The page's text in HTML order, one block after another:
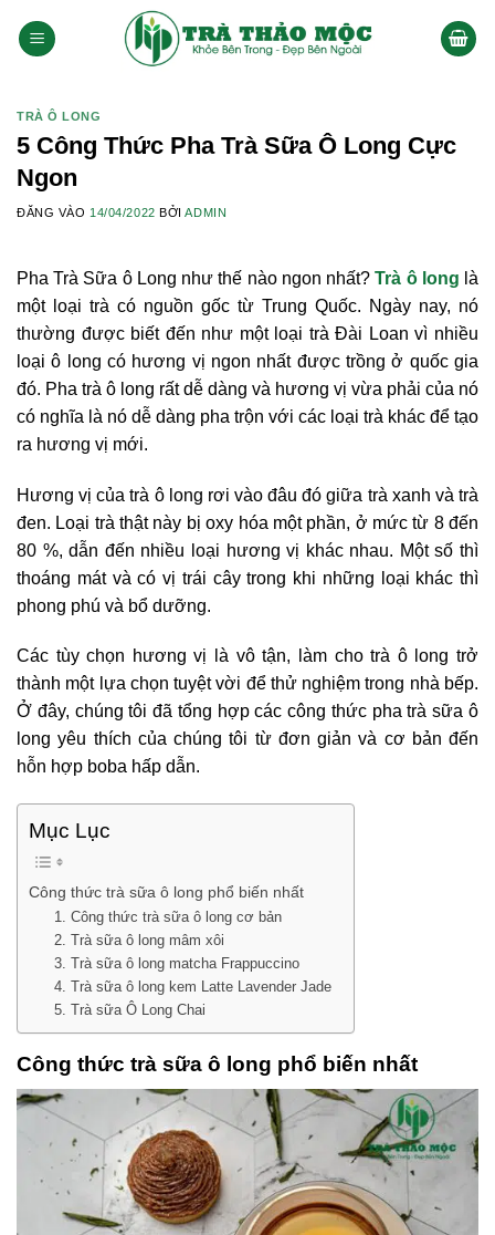
qua
TRÀ Ô LONG
5 Công Thức Pha Trà Sữa Ô Long Cực
Ngon
ĐĂNG VÀO 14/04/2022 BỞIADMIN
Pha Trà Sữa ô Long như thế nào ngon nhất? ‍Trà ô long là
một loại trà có nguồn gốc từ Trung Quốc. Ngày nay, nó
thường được biết đến như một loại trà Đài Loan vì nhiều
loại ô long có hương vị ngon nhất được trồng ở quốc gia
đó. Pha trà ô long rất dễ dàng và hương vị vừa phải của nó
có nghĩa là nó dễ dàng pha trộn với các loại trà khác để tạo
ra hương vị mới.
Hương vị của trà ô long rơi vào đâu đó giữa trà xanh và trà
đen. Loại trà thật này bị oxy hóa một phần, ở mức từ 8 đến
80 %, dẫn đến nhiều loại hương vị khác nhau. Một số thì
thoáng mát và có vị trái cây trong khi những loại khác thì
phong phú và bổ dưỡng.
Các tùy chọn hương vị là vô tận, làm cho trà ô long trở
thành một lựa chọn tuyệt vời để thử nghiệm trong nhà bếp.
Ở đây, chúng tôi đã tổng hợp các công thức pha trà sữa ô
long yêu thích của chúng tôi từ đơn giản và cơ bản đến
hỗn hợp boba hấp dẫn.
Mục Lục
Công thức trà sữa ô long phổ biến nhất
1. Công thức trà sữa ô long cơ bản
2. Trà sữa ô long mâm xôi
3. Trà sữa ô long matcha Frappuccino
4. Trà sữa ô long kem Latte Lavender Jade
5. Trà sữa Ô Long Chai
Công thức trà sữa ô long phổ biến nhất